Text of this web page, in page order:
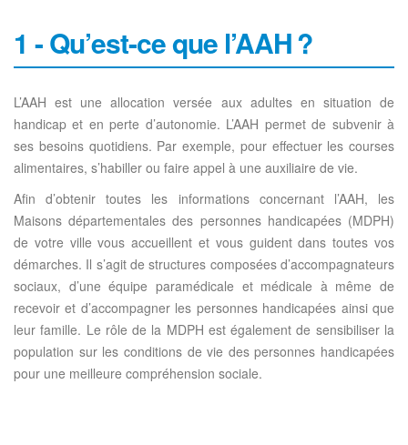
1 - Qu’est-ce que l’AAH ?
L’AAH est une allocation versée aux adultes en situation de
handicap et en perte d’autonomie. L’AAH permet de subvenir à
ses besoins quotidiens. Par exemple, pour effectuer les courses
alimentaires, s’habiller ou faire appel à une auxiliaire de vie.
Afin d’obtenir toutes les informations concernant l’AAH, les
Maisons départementales des personnes handicapées (MDPH)
de votre ville vous accueillent et vous guident dans toutes vos
démarches. Il s’agit de structures composées d’accompagnateurs
sociaux, d’une équipe paramédicale et médicale à même de
recevoir et d’accompagner les personnes handicapées ainsi que
leur famille. Le rôle de la MDPH est également de sensibiliser la
population sur les conditions de vie des personnes handicapées
pour une meilleure compréhension sociale.